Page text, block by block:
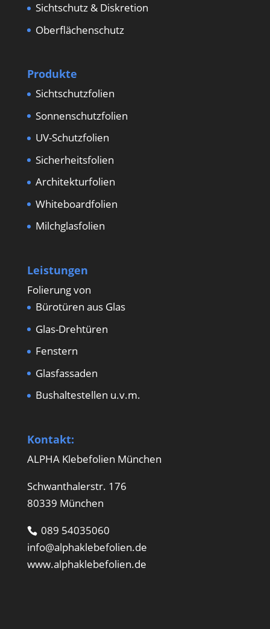
Sichtschutz & Diskretion
Oberflächenschutz
Produkte
Sichtschutzfolien
Sonnenschutzfolien
UV-Schutzfolien
Sicherheitsfolien
Architekturfolien
Whiteboardfolien
Milchglasfolien
Leistungen
Folierung von
Bürotüren aus Glas
Glas-Drehtüren
Fenstern
Glasfassaden
Bushaltestellen u.v.m.
Kontakt:
ALPHA Klebefolien München
Schwanthalerstr. 176
80339 München
089 54035060
info@alphaklebefolien.de
www.alphaklebefolien.de